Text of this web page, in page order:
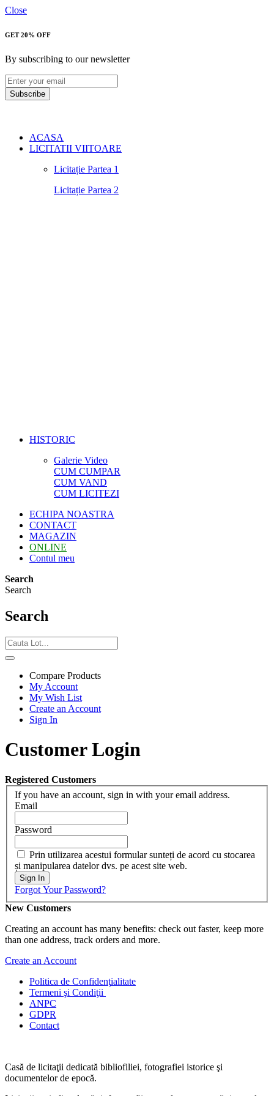
Close
GET 20% OFF
By subscribing to our newsletter
Subscribe
ACASA
LICITATII VIITOARE
Licitație Partea 1
Licitație Partea 2
HISTORIC
Galerie Video
CUM CUMPAR
CUM VAND
CUM LICITEZI
ECHIPA NOASTRA
CONTACT
MAGAZIN
ONLINE
Contul meu
Search
Search
Search
Compare Products
My Account
My Wish List
Create an Account
Sign In
Customer Login
Registered Customers
If you have an account, sign in with your email address.
Email
Password
Prin utilizarea acestui formular sunteți de acord cu stocarea
și manipularea datelor dvs. pe acest site web.
Sign In
Forgot Your Password?
New Customers
Creating an account has many benefits: check out faster, keep more
than one address, track orders and more.
Create an Account
Politica de Confidenţialitate
Termeni şi Condiţii
ANPC
GDPR
Contact
Casă de licitaţii dedicată bibliofiliei, fotografiei istorice şi
documentelor de epocă.